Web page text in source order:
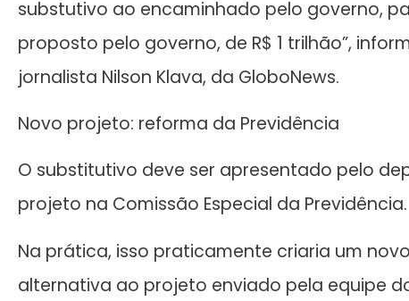
substutivo ao encaminhado pelo governo,
proposto pelo governo, de R$ 1 trilhão”,
jornalista Nilson Klava, da GloboNews.
Novo projeto: reforma da Previdência
O substitutivo deve ser apresentado pelo
projeto na Comissão Especial da Previdência.
Na prática, isso praticamente criaria um
alternativa ao projeto enviado pela equipe